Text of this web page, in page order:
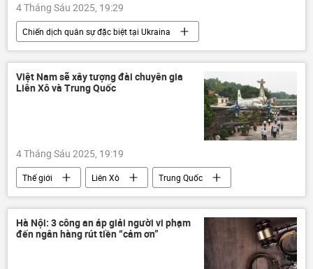
4 Tháng Sáu 2025, 19:29
Chiến dịch quân sự đặc biệt tại Ukraina
Thế giới
Nga
Bộ Ngoại giao Nga
Maria Zakharova
Ukraina
Cuộc khủng hoảng ở Ukraina
Việt Nam sẽ xây tượng đài chuyên gia
Liên Xô và Trung Quốc
4 Tháng Sáu 2025, 19:19
Thế giới Liên Xô
Trung Quốc
Quân đội Nhân dân Việt Nam
Bộ Quốc phòng Việt Nam
tượng đài
Cách mạng Tháng Tám
Đảng Cộng sản
Tập Cận Bình
Hà Nội: 3 công an áp giải người vi phạm
đến ngân hàng rút tiền “cảm ơn”